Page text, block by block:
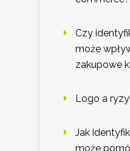
Czy
może
zakupowe
Logo a
Jak
może